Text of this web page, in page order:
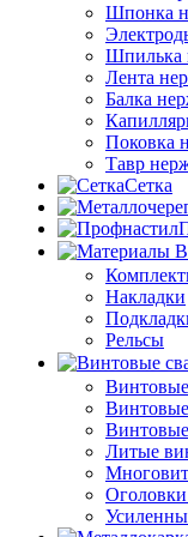
Шпонка
Шпилька
Лента
Балка
Поковка
Тавр
Сетка
Накладки
Рельсы
Винтовые
Литые